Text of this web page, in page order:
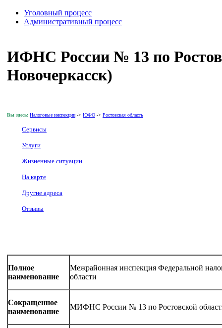
Уголовный процесс
Административный процесс
ИФНС России № 13 по
Новочеркасск)
Вы здесь: Налоговые инспекции -> ЮФО -> Ростовская область
Сервисы
Услуги
Жизненные ситуации
На карте
Другие адреса
Отзывы
Полное
наименование
Межрайонная инспекция Федеральной
области
Сокращенное
наименование
МИФНС России № 13 по Ростовской